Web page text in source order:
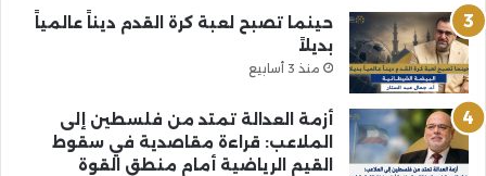
حينما تصبح لعبة كرة القدم ديناً عالمياً
بديلاً
منذ 3 أسابيع
أزمة العدالة تمتد من فلسطين إلى
الملاعب: قراءة مقاصدية في سقوط
القيم الرياضية أمام منطق القوة